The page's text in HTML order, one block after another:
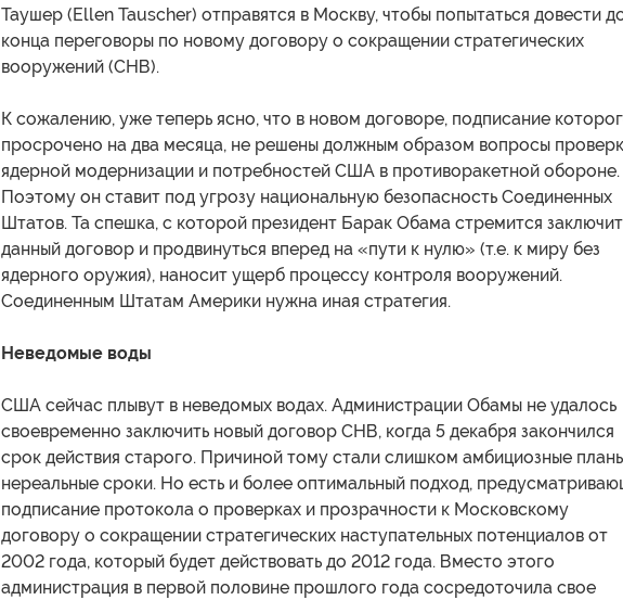
Таушер (Ellen Tauscher) отправятся в Москву, чтобы попытаться довести
конца переговоры по новому договору о сокращении стратегических
вооружений (СНВ).
К сожалению, уже теперь ясно, что в новом договоре, подписание
просрочено на два месяца, не решены должным образом вопросы
ядерной модернизации и потребностей США в противоракетной обороне.
Поэтому он ставит под угрозу национальную безопасность Соединенных
Штатов. Та спешка, с которой президент Барак Обама стремится
данный договор и продвинуться вперед на «пути к нулю» (т.е. к миру без
ядерного оружия), наносит ущерб процессу контроля вооружений.
Соединенным Штатам Америки нужна иная стратегия.
Неведомые воды
США сейчас плывут в неведомых водах. Администрации Обамы не удалось
своевременно заключить новый договор СНВ, когда 5 декабря закончился
срок действия старого. Причиной тому стали слишком амбициозные
нереальные сроки. Но есть и более оптимальный подход,
подписание протокола о проверках и прозрачности к Московскому
договору о сокращении стратегических наступательных потенциалов от
2002 года, который будет действовать до 2012 года. Вместо этого
администрация в первой половине прошлого года сосредоточила свое